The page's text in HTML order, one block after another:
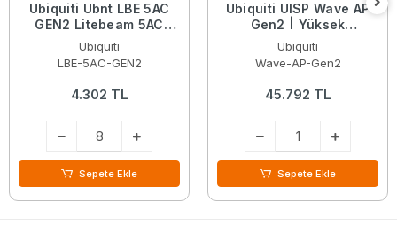
Ubiquiti Ubnt LBE 5AC
GEN2 Litebeam 5AC
Gen2 5GHz 23DBI
Access Point Anten
Ubiquiti
LBE-5AC-GEN2
4.302 TL
Sepete Ekle
Ubiquiti UISP Wave AP
Gen2 | Yüksek
Kapasiteli 60 GHz| 5
Ghz Yedekli | PtMP
BaseStation
Ubiquiti
Wave-AP-Gen2
45.792 TL
Sepete Ekle